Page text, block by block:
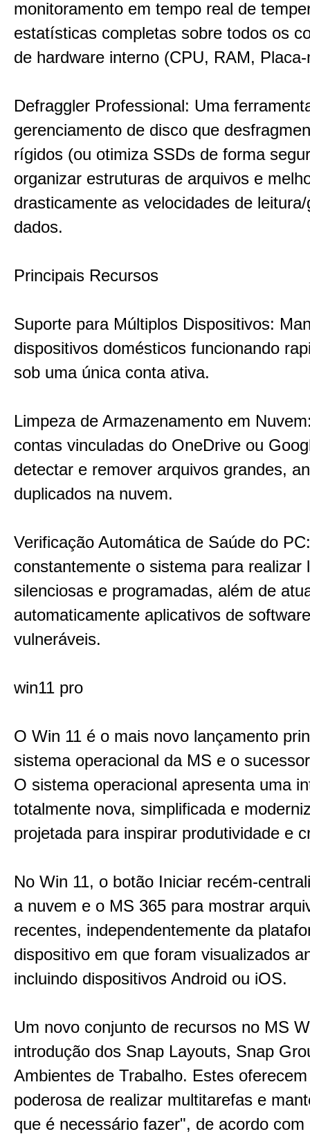
monitoramento em tempo real de
estatísticas completas sobre todos os
de hardware interno (CPU, RAM,
Defraggler Professional: Uma
gerenciamento de disco que
rígidos (ou otimiza SSDs de forma
organizar estruturas de arquivos e
drasticamente as velocidades de
dados.
Principais Recursos
Suporte para Múltiplos Dispositivos:
dispositivos domésticos funcionando
sob uma única conta ativa.
Limpeza de Armazenamento em
contas vinculadas do OneDrive ou
detectar e remover arquivos grandes,
duplicados na nuvem.
Verificação Automática de Saúde do
constantemente o sistema para realizar
silenciosas e programadas, além de
automaticamente aplicativos de software
vulneráveis.
win11 pro
O Win 11 é o mais novo lançamento
sistema operacional da MS e o
O sistema operacional apresenta uma
totalmente nova, simplificada e
projetada para inspirar produtividade e
No Win 11, o botão Iniciar recém-
a nuvem e o MS 365 para mostrar
recentes, independentemente da
dispositivo em que foram visualizados
incluindo dispositivos Android ou iOS.
Um novo conjunto de recursos no MS
introdução dos Snap Layouts, Snap
Ambientes de Trabalho. Estes
poderosa de realizar multitarefas e
que é necessário fazer", de acordo com